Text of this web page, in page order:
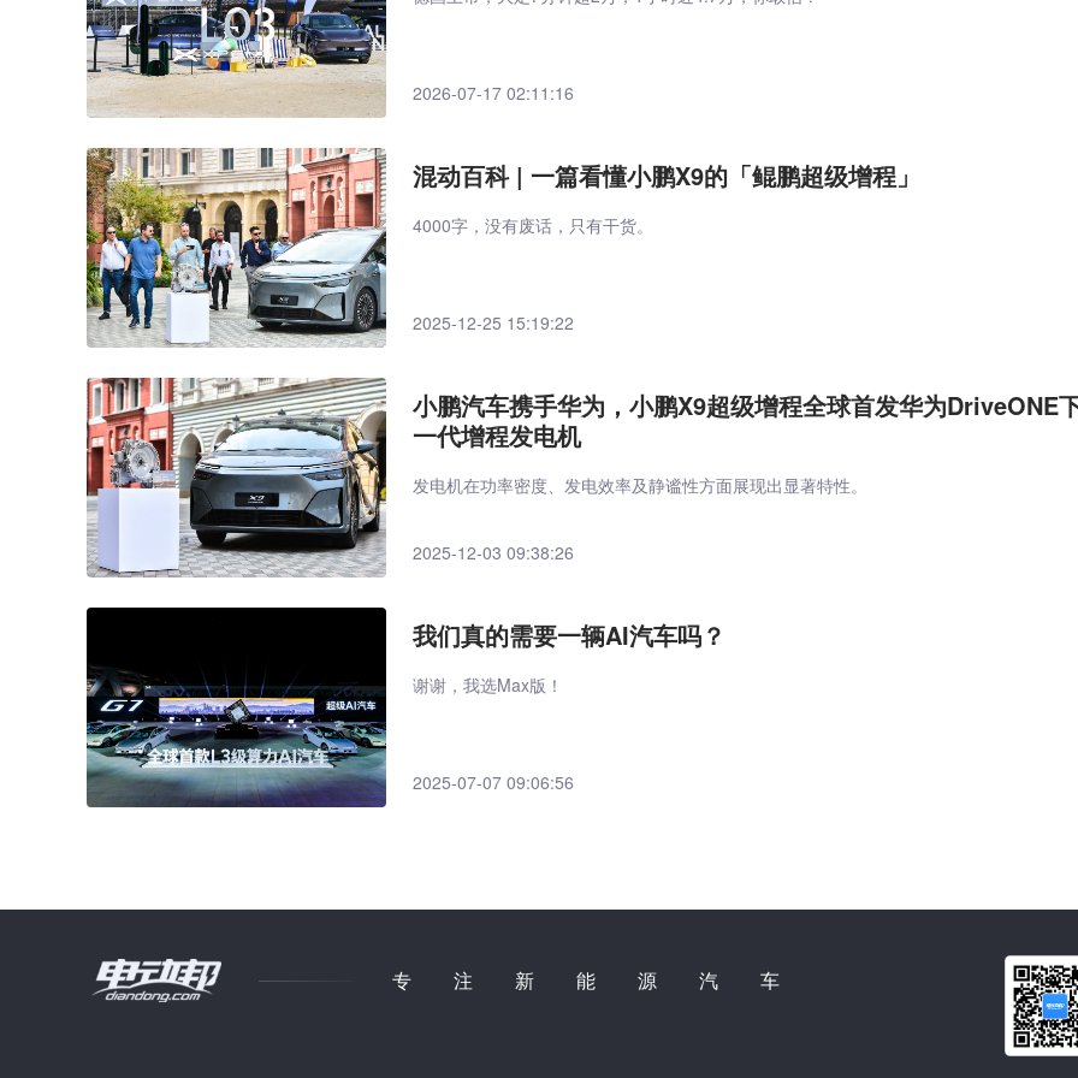
2026-07-17 02:11:16
混动百科 | 一篇看懂小鹏X9的「鲲鹏超级增程」
4000字，没有废话，只有干货。
2025-12-25 15:19:22
小鹏汽车携手华为，小鹏X9超级增程全球首发华为DriveONE
一代增程发电机
发电机在功率密度、发电效率及静谧性方面展现出显著特性。
2025-12-03 09:38:26
我们真的需要一辆AI汽车吗？
谢谢，我选Max版！
2025-07-07 09:06:56
专注新能源汽车